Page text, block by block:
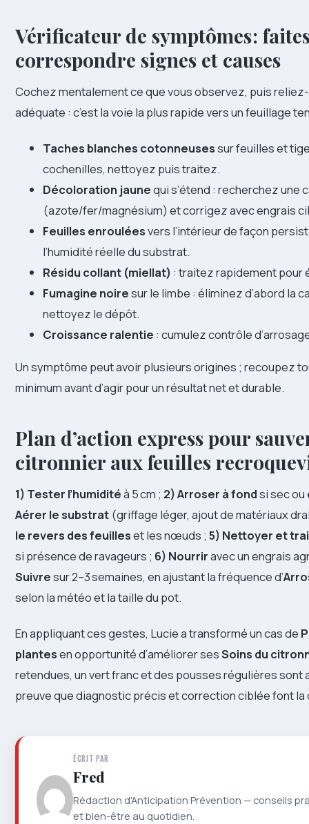
Vérificateur de symptômes :
correspondre signes et causes
Cochez mentalement ce que vous observez, puis reliez-
adéquate : c’est la voie la plus rapide vers un feuillage
Taches blanches cotonneusessur feuilles et
cochenilles, nettoyez puis traitez.
Décoloration jaunequi s’étend : recherchez une
(azote/fer/magnésium) et corrigez avec engrais
Feuilles enrouléesvers l’intérieur de façon
l’humidité réelle du substrat.
Résidu collant (miellat) : traitez rapidement pour
Fumagine noiresur le limbe : éliminez d’abord la
nettoyez le dépôt.
Croissance ralentie : cumulez contrôle
Un symptôme peut avoir plusieurs origines ; recoupez
minimum avant d’agir pour un résultat net et durable.
Plan d’action express pour
citronnier aux feuilles
1) Tester l’humiditéà 5 cm ; 2) Arroser à fondsi sec ou
Aérer le substrat (griffage léger, ajout de matériaux
le revers des feuilleset les nœuds ; 5) Nettoyer et
si présence de ravageurs ; 6) Nourriravec un engrais
Suivresur 2–3 semaines, en ajustant la fréquence d’
selon la météo et la taille du pot.
En appliquant ces gestes, Lucie a transformé un cas de
plantesen opportunité d’améliorer sesSoins du
retendues, un vert franc et des pousses régulières sont
preuve que diagnostic précis et correction ciblée font
ÉCRIT PAR
Fred
Rédaction d'Anticipation Prévention — conseils
et bien-être au quotidien.